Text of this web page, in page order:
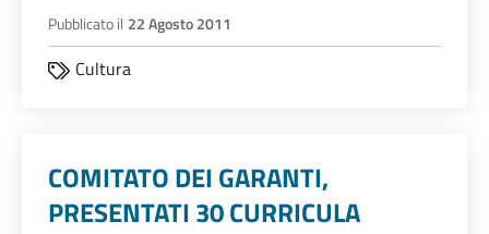
Pubblicato il 22 Agosto 2011
Cultura
COMITATO DEI GARANTI,
PRESENTATI 30 CURRICULA